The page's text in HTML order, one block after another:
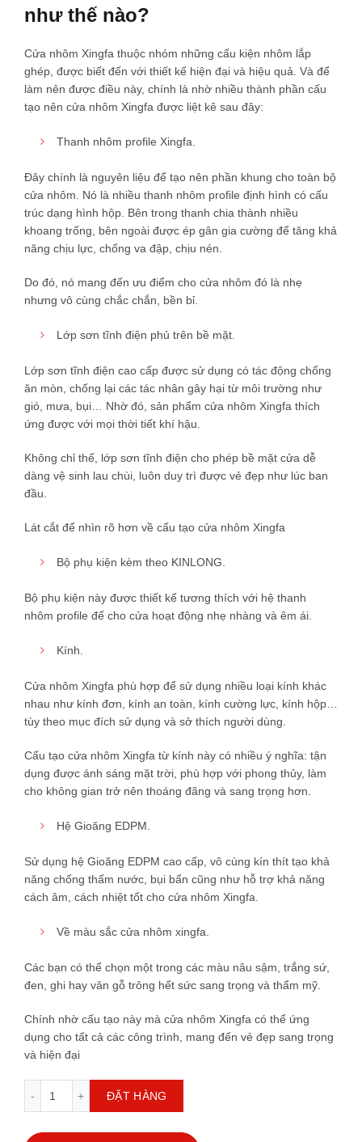
như thế nào?
Cửa nhôm Xingfa thuộc nhóm những cấu kiện nhôm lắp
ghép, được biết đến với thiết kế hiện đại và hiệu quả. Và để
làm nên được điều này, chính là nhờ nhiều thành phần cấu
tạo nên cửa nhôm Xingfa được liệt kê sau đây:
Thanh nhôm profile Xingfa.
Đây chính là nguyên liệu để tạo nên phần khung cho toàn bộ
cửa nhôm. Nó là nhiều thanh nhôm profile định hình có cấu
trúc dạng hình hộp. Bên trong thanh chia thành nhiều
khoang trống, bên ngoài được ép gân gia cường để tăng khả
năng chịu lực, chống va đập, chịu nén.
Do đó, nó mang đến ưu điểm cho cửa nhôm đó là nhẹ
nhưng vô cùng chắc chắn, bền bỉ.
Lớp sơn tĩnh điện phủ trên bề mặt.
Lớp sơn tĩnh điện cao cấp được sử dụng có tác động chống
ăn mòn, chống lại các tác nhân gây hại từ môi trường như
gió, mưa, bụi… Nhờ đó, sản phẩm cửa nhôm Xingfa thích
ứng được với mọi thời tiết khí hậu.
Không chỉ thế, lớp sơn tĩnh điện cho phép bề mặt cửa dễ
dàng vệ sinh lau chùi, luôn duy trì được vẻ đẹp như lúc ban
đầu.
Lát cắt để nhìn rõ hơn về cấu tạo cửa nhôm Xingfa
Bộ phụ kiện kèm theo KINLONG.
Bộ phụ kiện này được thiết kế tương thích với hệ thanh
nhôm profile để cho cửa hoạt động nhẹ nhàng và êm ái.
Kính.
Cửa nhôm Xingfa phù hợp để sử dụng nhiều loại kính khác
nhau như kính đơn, kính an toàn, kính cường lực, kính hộp…
tùy theo mục đích sử dụng và sở thích người dùng.
Cấu tạo cửa nhôm Xingfa từ kính này có nhiều ý nghĩa: tận
dụng được ánh sáng mặt trời, phù hợp với phong thủy, làm
cho không gian trở nên thoáng đãng và sang trọng hơn.
Hệ Gioăng EDPM.
Sử dụng hệ Gioăng EDPM cao cấp, vô cùng kín thít tạo khả
năng chống thấm nước, bụi bẩn cũng như hỗ trợ khả năng
cách âm, cách nhiệt tốt cho cửa nhôm Xingfa.
Về màu sắc cửa nhôm xingfa.
Các bạn có thể chọn một trong các màu nâu sậm, trắng sứ,
đen, ghi hay vân gỗ trông hết sức sang trọng và thẩm mỹ.
Chính nhờ cấu tạo này mà cửa nhôm Xingfa có thể ứng
dụng cho tất cả các công trình, mang đến vẻ đẹp sang trọng
và hiện đại
Cửa nhôm xingfa số lượng
ĐẶT HÀNG